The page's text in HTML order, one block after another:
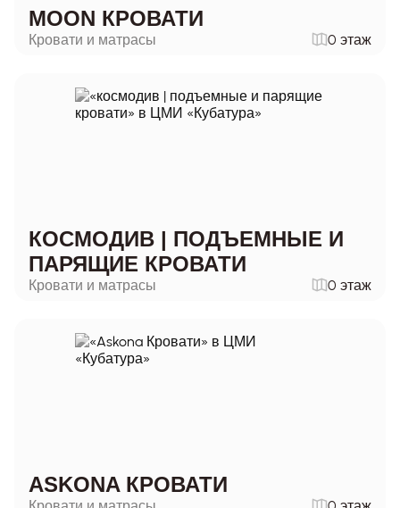
MOON КРОВАТИ
Кровати и матрасы 0 этаж
КОСМОДИВ | ПОДЪЕМНЫЕ И
ПАРЯЩИЕ КРОВАТИ
Кровати и матрасы 0 этаж
ASKONA КРОВАТИ